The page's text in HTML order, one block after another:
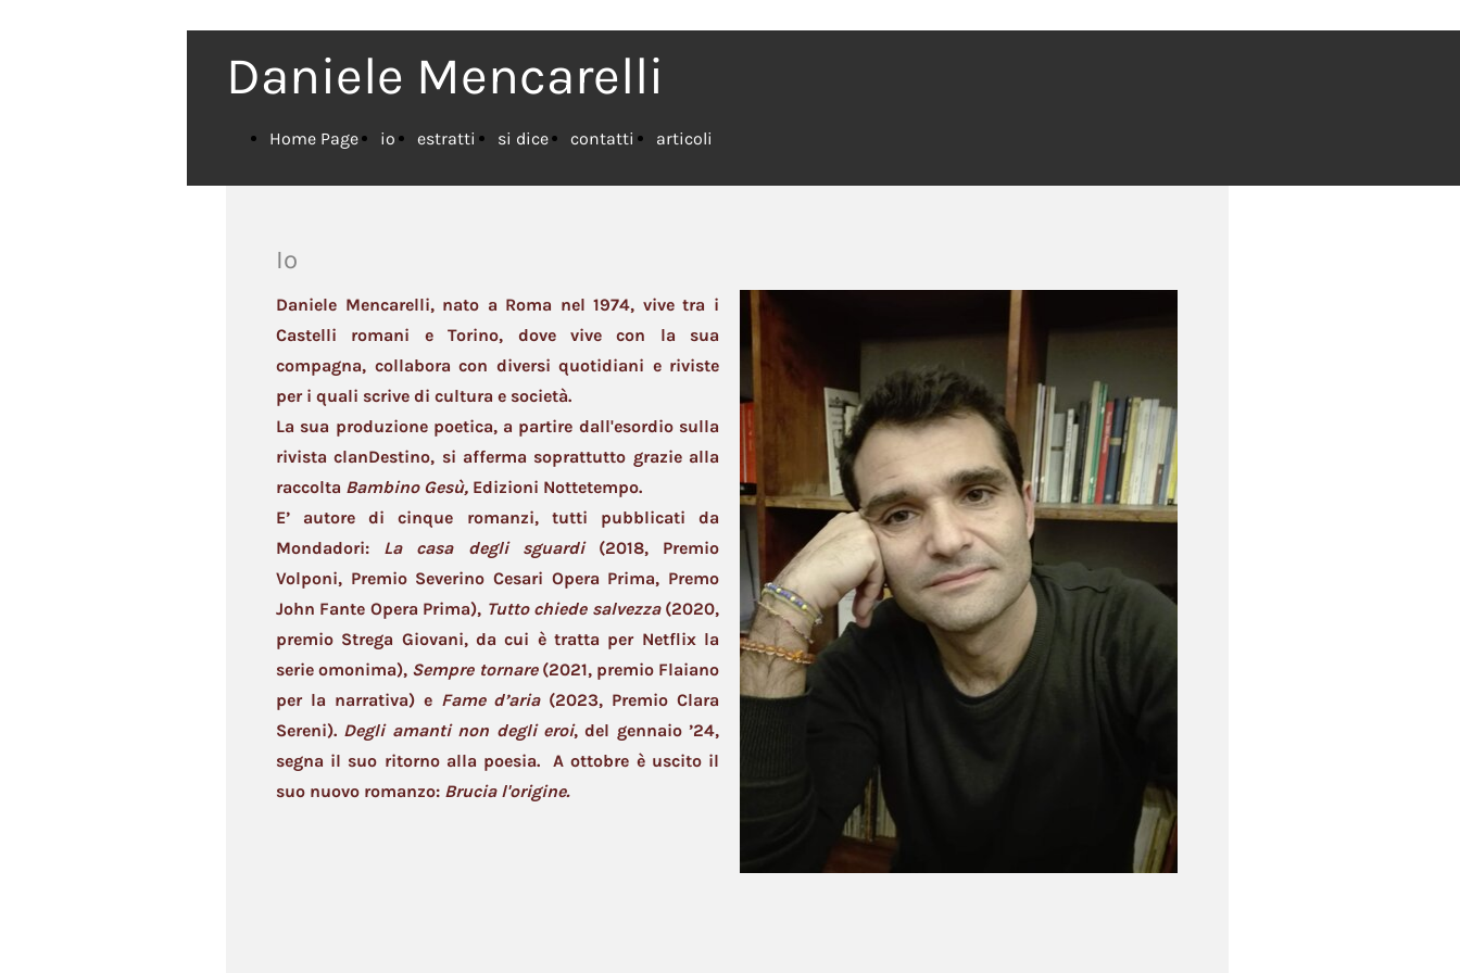
Daniele Mencarelli
Home Page io estratti si dice contatti articoli
Io
Daniele Mencarelli, nato a Roma nel 1974, vive tra i
Castelli romani e Torino, dove vive con la sua
compagna, collabora con diversi quotidiani e riviste
per i quali scrive di cultura e società.
La sua produzione poetica, a partire dall'esordio sulla
rivista clanDestino, si afferma soprattutto grazie alla
raccolta Bambino Gesù, Edizioni Nottetempo.
E’ autore di cinque romanzi, tutti pubblicati da
Mondadori: La casa degli sguardi(2018, Premio
Volponi, Premio Severino Cesari Opera Prima, Premo
John Fante Opera Prima), Tutto chiede salvezza(2020,
premio Strega Giovani, da cui è tratta per Netflix la
serie omonima), Sempre tornare(2021, premio Flaiano
per la narrativa) e Fame d’aria(2023, Premio Clara
Sereni). Degli amanti non degli eroi, del gennaio ’24,
segna il suo ritorno alla poesia. A ottobre è uscito il
suo nuovo romanzo: Brucia l'origine.